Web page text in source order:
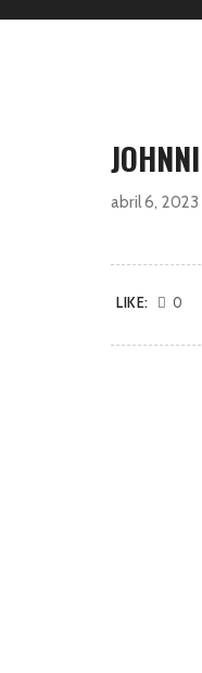
abril 6, 2023
LIKE: 0